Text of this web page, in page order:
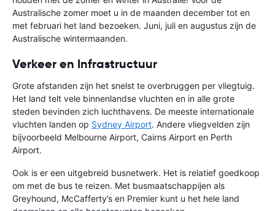
Australische zomer moet u in de maanden december tot en
met februari het land bezoeken. Juni, juli en augustus zijn de
Australische wintermaanden.
Verkeer en Infrastructuur
Grote afstanden zijn het snelst te overbruggen per vliegtuig.
Het land telt vele binnenlandse vluchten en in alle grote
steden bevinden zich luchthavens. De meeste internationale
vluchten landen op Sydney Airport. Andere vliegvelden zijn
bijvoorbeeld Melbourne Airport, Cairns Airport en Perth
Airport.
Ook is er een uitgebreid busnetwerk. Het is relatief goedkoop
om met de bus te reizen. Met busmaatschappijen als
Greyhound, McCafferty’s en Premier kunt u het hele land